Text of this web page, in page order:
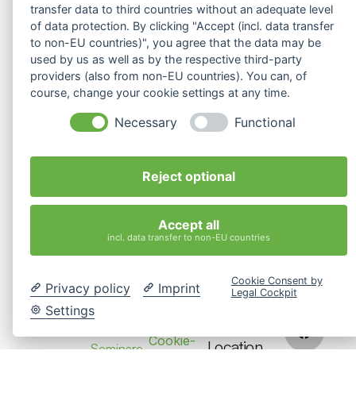
bestehende Kontakte zu pflegen bzw. neue zu
knüpfen.
INTERKULTURELLE KOMPETENZEN
INTERKULTURELLES COACHING
ilvy
Intercultural
Startseite
Coaching
Seminare
Impressum
Cookie-
Contact
info@interkulturelles-
Location
Kostenlose
transfer data to third countries without an adequate level
of data protection. By clicking "Accept (incl. data transfer
to non-EU countries)", you agree that the data may be
used by us as well as by the respective third-party
providers (also from non-EU countries). You can, of
course, change your cookie settings at any time.
Necessary Functional
Reject optional
Accept all
incl. data transfer to non-EU countries
Privacy policy
Imprint
Settings
Cookie Consent by
Legal Cockpit